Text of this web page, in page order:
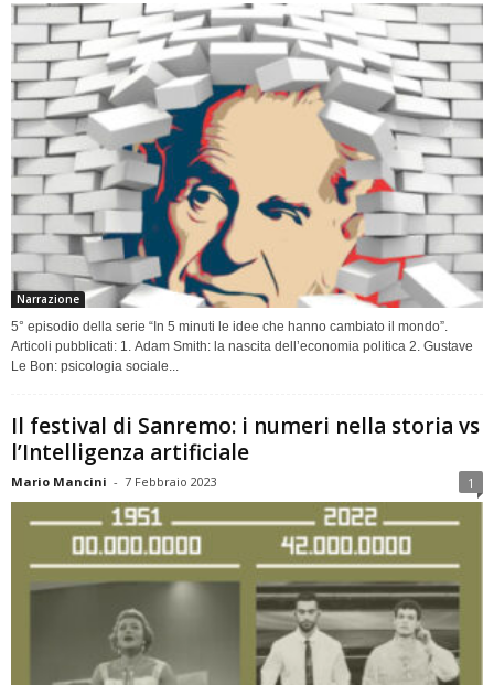
Narrazione
5° episodio della serie “In 5 minuti le idee che hanno cambiato il mondo”.
Articoli pubblicati: 1. Adam Smith: la nascita dell’economia politica 2. Gustave
Le Bon: psicologia sociale...
Il festival di Sanremo: i numeri nella storia vs
l’Intelligenza artificiale
Mario Mancini - 7 Febbraio 2023 1